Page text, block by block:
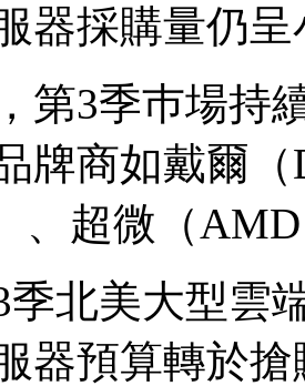
器採購量仍
第3季巿場持
牌商如戴爾
、超微（
季北美大型雲
器預算轉於